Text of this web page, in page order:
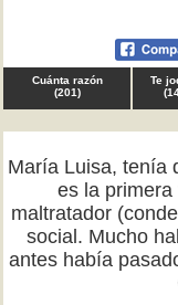
Cuánta razón
(201)
Te
(
María Luisa, tenía
es la
maltratador
social. Mucho
antes había